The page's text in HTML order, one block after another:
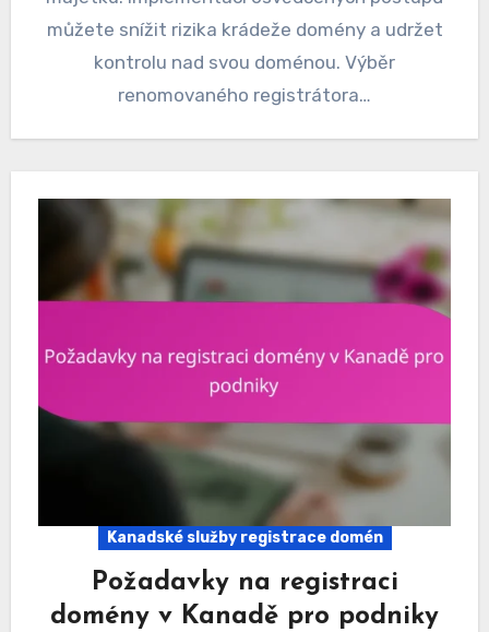
můžete snížit rizika krádeže domény a udržet
kontrolu nad svou doménou. Výběr
renomovaného registrátora…
Kanadské služby registrace domén
Požadavky na registraci
domény v Kanadě pro podniky